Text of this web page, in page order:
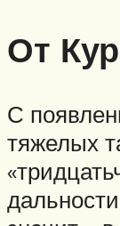
От
С
тяжелых